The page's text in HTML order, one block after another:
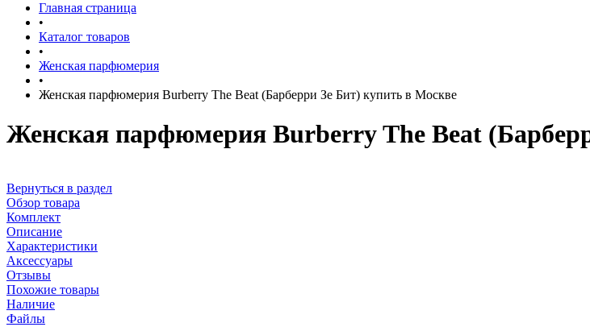
Главная страница
•
Каталог товаров
•
Женская парфюмерия
•
Женская парфюмерия Burberry The Beat (Барберри Зе Бит) купить в Москве
Женская парфюмерия Burberry The Beat
Вернуться в раздел
Обзор товара
Комплект
Описание
Характеристики
Аксессуары
Отзывы
Похожие товары
Наличие
Файлы